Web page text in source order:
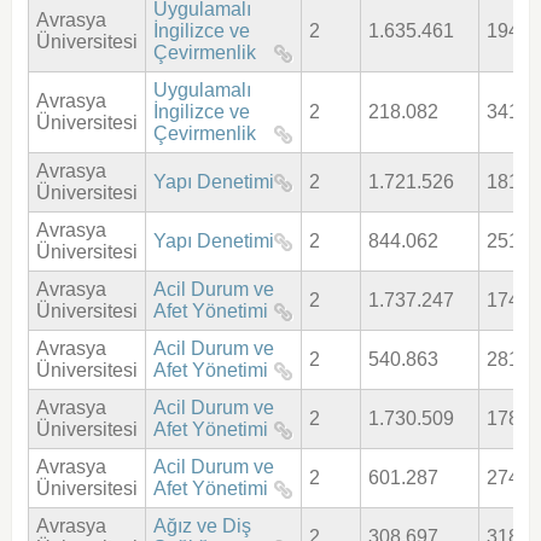
Avrasya
Üniversitesi
Uygulamalı
İngilizce ve
Çevirmenlik
2 1.635.461
Avrasya
Üniversitesi
Uygulamalı
İngilizce ve
Çevirmenlik
2 218.082
Avrasya
Üniversitesi
Yapı Denetimi 2 1.721.526
Avrasya
Üniversitesi
Yapı Denetimi 2 844.062
Avrasya
Üniversitesi
Acil Durum ve
Afet Yönetimi
2 1.737.247
Avrasya
Üniversitesi
Acil Durum ve
Afet Yönetimi
2 540.863
Avrasya
Üniversitesi
Acil Durum ve
Afet Yönetimi
2 1.730.509
Avrasya
Üniversitesi
Acil Durum ve
Afet Yönetimi
2 601.287
Avrasya
Ağız ve Diş
2 308.697